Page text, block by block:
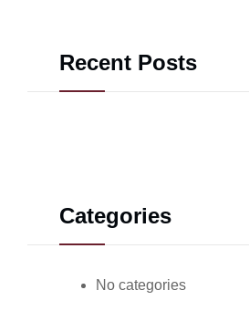
Recent Posts
Categories
No categories